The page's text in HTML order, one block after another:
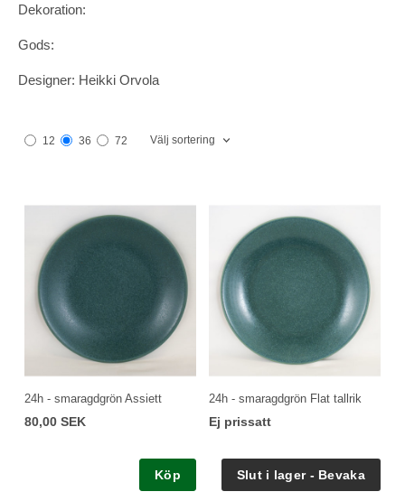
Dekoration:
Gods:
Designer: Heikki Orvola
12 36 72 Välj sortering
24h - smaragdgrön Assiett
80,00 SEK
Köp
24h - smaragdgrön Flat tallrik
Ej prissatt